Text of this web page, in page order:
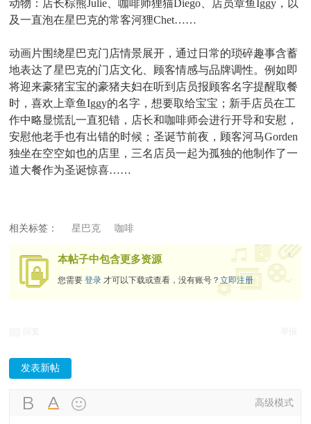
动物：店长棕熊Julie、咖啡师狸猫Diego、店员章鱼Iggy，以
及一直泡在星巴克的常客河狸Chet……
动画片围绕星巴克门店情景展开，通过日常的琐碎趣事含蓄
地表达了星巴克的门店文化、顾客情感与品牌调性。例如即
将迎来豪猪宝宝的豪猪夫妇在听到店员报顾客名字提醒取餐
时，喜欢上章鱼Iggy的名字，想要取给宝宝；新手店员在工
作中略显慌乱一直犯错，店长和咖啡师会进行开导和安慰，
安慰他老手也有出错的时候；圣诞节前夜，顾客河马Gorden
独坐在空空如也的店里，三名店员一起为孤独的他制作了一
道大餐作为圣诞惊喜……
相关标签： 星巴克 咖啡
本帖子中包含更多资源
您需要登录 才可以下载或查看，没有账号？立即注册
x
发表新帖
高级模式